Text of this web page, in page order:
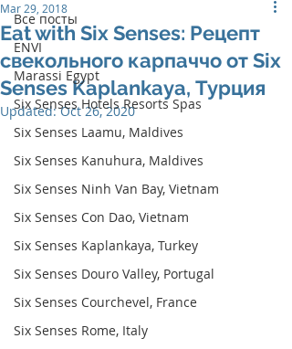
Все посты
ENVI
Marassi Egypt
Six Senses Hotels Resorts Spas
Six Senses Laamu, Maldives
Six Senses Kanuhura, Maldives
Six Senses Ninh Van Bay, Vietnam
Six Senses Con Dao, Vietnam
Six Senses Kaplankaya, Turkey
Six Senses Douro Valley, Portugal
Six Senses Courchevel, France
Six Senses Rome, Italy
Eat with Six Senses: Рецепт
свекольного карпаччо от Six
Senses Kaplankaya, Турция
Mar 29, 2018
Updated:Oct 26, 2020